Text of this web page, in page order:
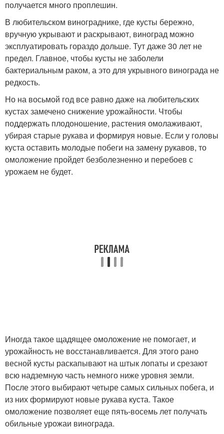
получается много проплешин.
В любительском винограднике, где кусты бережно,
вручную укрывают и раскрывают, виноград можно
эксплуатировать гораздо дольше. Тут даже 30 лет не
предел. Главное, чтобы кусты не заболели
бактериальным раком, а это для укрывного винограда не
редкость.
Но на восьмой год все равно даже на любительских
кустах замечено снижение урожайности. Чтобы
поддержать плодоношение, растения омолаживают,
убирая старые рукава и формируя новые. Если у головы
куста оставить молодые побеги на замену рукавов, то
омоложение пройдет безболезненно и перебоев с
урожаем не будет.
Иногда такое щадящее омоложение не помогает, и
урожайность не восстанавливается. Для этого рано
весной кусты раскапывают на штык лопаты и срезают
всю надземную часть немного ниже уровня земли.
После этого выбирают четыре самых сильных побега, и
из них формируют новые рукава куста. Такое
омоложение позволяет еще пять-восемь лет получать
обильные урожаи винограда.